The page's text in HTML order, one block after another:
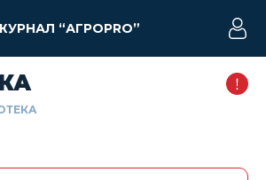
“АГРОPRO”